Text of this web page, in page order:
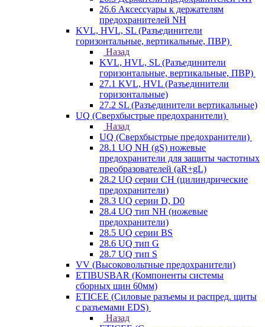
26.6 Аксессуары к держателям
предохранителей NH
KVL, HVL, SL (Разъединители
горизонтальные, вертикальные, ПВР)
Назад
KVL, HVL, SL (Разъединители
горизонтальные, вертикальные, ПВР)
27.1 KVL, HVL (Разъединители
горизонтальные)
27.2 SL (Разъединители вертикальные)
UQ (Сверхбыстрые предохранители)
Назад
UQ (Сверхбыстрые предохранители)
28.1 UQ NH (gS) ножевые
предохранители для защиты частотных
преобразователей (aR+gL)
28.2 UQ серии CH (цилиндрические
предохранители)
28.3 UQ серии D, D0
28.4 UQ тип NH (ножевые
предохранители)
28.5 UQ серии BS
28.6 UQ тип G
28.7 UQ тип S
VV (Высоковольтные предохранители)
ETIBUSBAR (Компоненты системы
сборных шин 60мм)
ETICEE (Силовые разъемы и распред. щиты
с разъемами EDS)
Назад